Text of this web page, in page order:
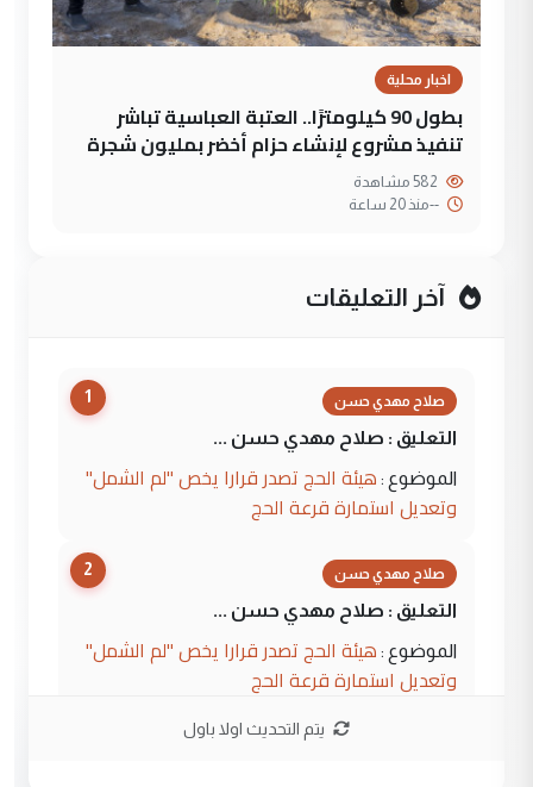
اخبار محلية
بطول 90 كيلومترًا.. العتبة العباسية تباشر
تنفيذ مشروع لإنشاء حزام أخضر بمليون شجرة
--منذ 20 ساعة
آخر التعليقات
1 صلاح مهدي حسن
التعليق : صلاح مهدي حسن ...
الموضوع : هيئة الحج تصدر قرارا يخص "لم الشمل"
وتعديل استمارة قرعة الحج
2 صلاح مهدي حسن
التعليق : صلاح مهدي حسن ...
الموضوع : هيئة الحج تصدر قرارا يخص "لم الشمل"
وتعديل استمارة قرعة الحج
يتم التحديث اولا باول